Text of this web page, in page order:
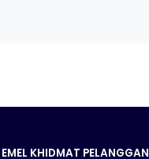
EMEL KHIDMAT PELANGGAN